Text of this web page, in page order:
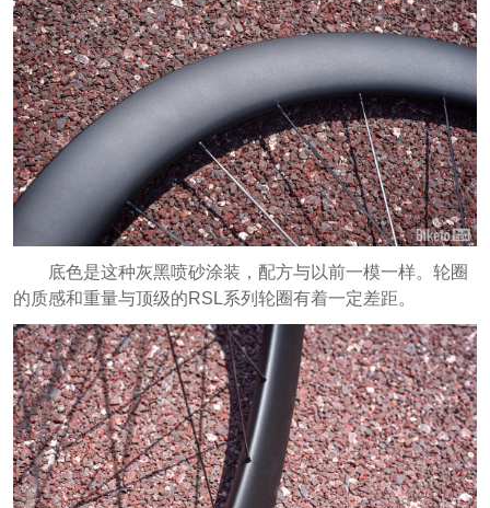
底色是这种灰黑喷砂涂装，配方与以前一模一样。轮圈
的质感和重量与顶级的RSL系列轮圈有着一定差距。